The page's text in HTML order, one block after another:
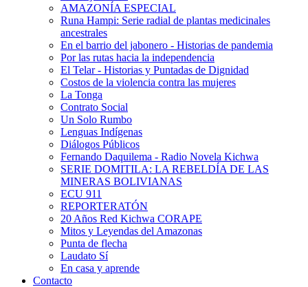
AMAZONÍA ESPECIAL
Runa Hampi: Serie radial de plantas medicinales
ancestrales
En el barrio del jabonero - Historias de pandemia
Por las rutas hacia la independencia
El Telar - Historias y Puntadas de Dignidad
Costos de la violencia contra las mujeres
La Tonga
Contrato Social
Un Solo Rumbo
Lenguas Indígenas
Diálogos Públicos
Fernando Daquilema - Radio Novela Kichwa
SERIE DOMITILA: LA REBELDÍA DE LAS
MINERAS BOLIVIANAS
ECU 911
REPORTERATÓN
20 Años Red Kichwa CORAPE
Mitos y Leyendas del Amazonas
Punta de flecha
Laudato Sí
En casa y aprende
Contacto